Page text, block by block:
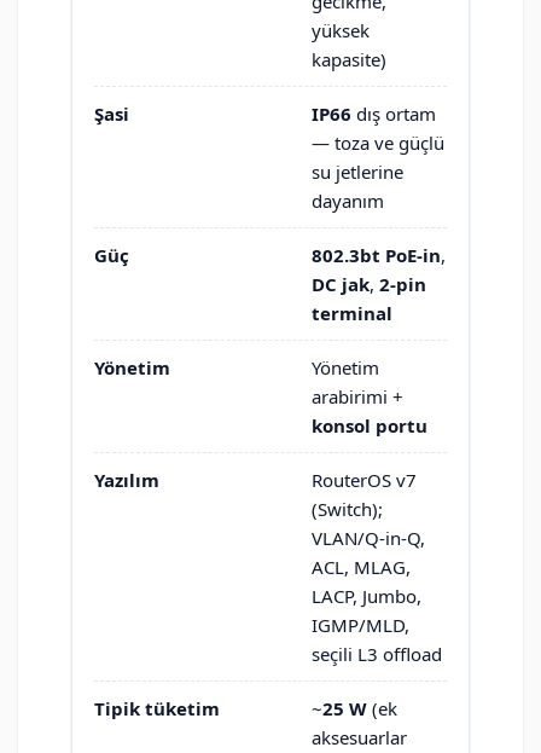
yüksek
kapasite)
Şasi IP66 dış ortam
— toza ve güçlü
su jetlerine
dayanım
Güç 802.3bt PoE-in,
DC jak, 2-pin
terminal
Yönetim
Yönetim
arabirimi +
konsol portu
Yazılım
RouterOS v7
(Switch);
VLAN/Q-in-Q,
ACL, MLAG,
LACP, Jumbo,
IGMP/MLD,
seçili L3 offload
Tipik tüketim ~25 W (ek
aksesuarlar